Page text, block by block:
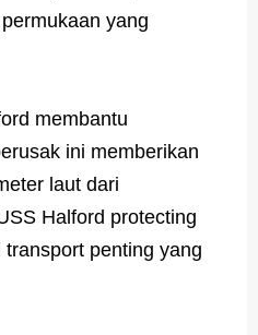
yang
membantu
ini memberikan
laut dari
Halford protecting
penting yang